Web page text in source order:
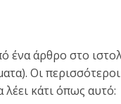
ένα άρθρο στο
Οι
κάτι όπως αυτό: